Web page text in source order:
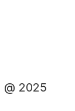
2025